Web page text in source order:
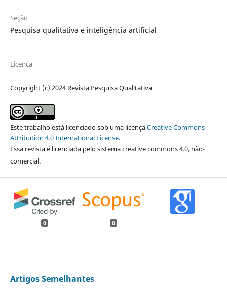
Seção
Pesquisa qualitativa e inteligência artificial
Licença
Copyright (c) 2024 Revista Pesquisa Qualitativa
Este trabalho está licenciado sob uma licençaCreative Commons
Attribution 4.0 International License.
Essa revista é licenciada pelo sistema creative commons 4.0, não-
comercial.
0 0
Artigos Semelhantes